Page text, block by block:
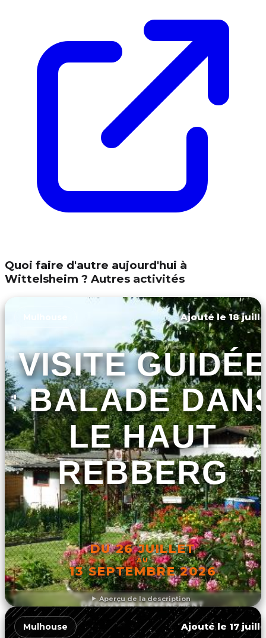
Quoi faire d'autre aujourd'hui à
Wittelsheim ? Autres activités
Aperçu de la description
Ajouté le 18
VISITE
: BALADE
LE HAUT
REBBERG
DU 26 JUILLET
AU
13 SEPTEMBRE 2026
DÉCOUVRIR L'ÉVÉNEMENT
Mulhouse Ajouté le 17